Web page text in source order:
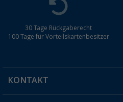
30 Tage Rückgaberecht
100 Tage für Vorteilskartenbesitzer
KONTAKT